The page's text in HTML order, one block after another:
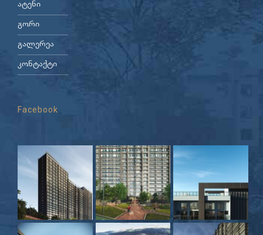
ატენი
გორი
გალერეა
კონტაქტი
Facebook